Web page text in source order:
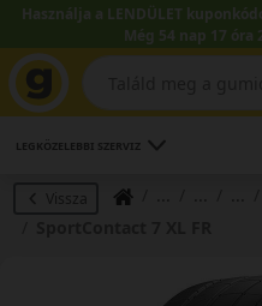
Használja a LENDÜLET
Még 54 nap 17 óra
LEGKÖZELEBBI SZERVIZ
Vissza